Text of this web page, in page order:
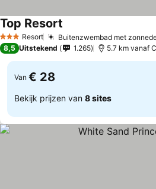
3 SterrenResort Buitenzwembad met
Top Resort
8,5 Uitstekend 1.265 5.7 km vanaf
Van € 28
Bekijk prijzen van 8 sites